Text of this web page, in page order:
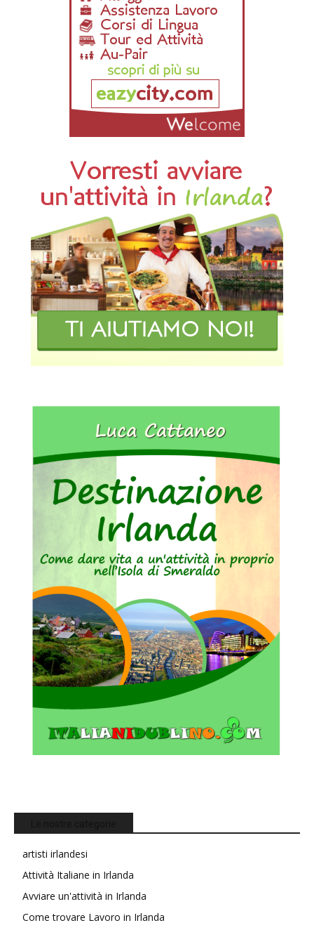
artisti irlandesi
Attività Italiane in Irlanda
Avviare un'attività in Irlanda
Come trovare Lavoro in Irlanda